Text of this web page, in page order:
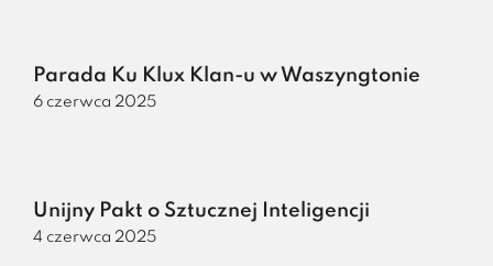
Parada Ku Klux Klan-u w Waszyngtonie
6 czerwca 2025
Unijny Pakt o Sztucznej Inteligencji
4 czerwca 2025